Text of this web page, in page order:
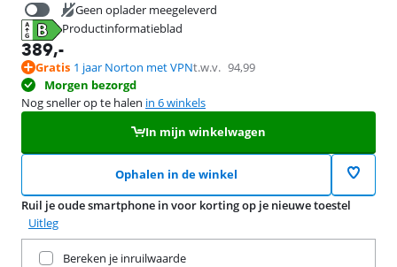
Geen oplader meegeleverd
19,99
Productinformatieblad
opent in nieuw tabblad
389,-
Gratis 1 jaar Norton met VPNt.w.v. 94,99
Morgen bezorgd
Nog sneller op te halen in 6 winkels
In mijn winkelwagen
Ophalen in de winkel
Ruil je oude smartphone in voor korting op je nieuwe toestel
Uitleg
Bereken je inruilwaarde